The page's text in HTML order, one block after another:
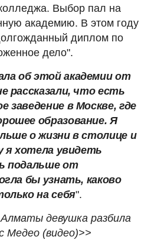
Выбор пал на
академию. В этом году
диплом по
дело".
об этой академии от
рассказали, что есть
заведение в Москве, где
образование. Я
о жизни в столице и
я хотела увидеть
подальше от
бы узнать, каково
на себя".
девушка разбила
Медео (видео)>>